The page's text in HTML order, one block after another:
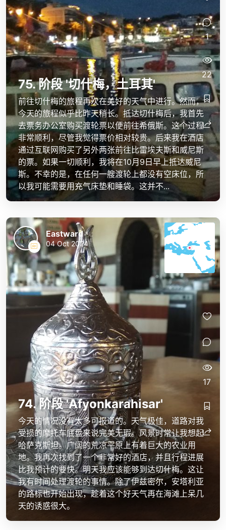
75. 阶段 '切什梅，土耳其'
前往切什梅的旅程再次在美好的天气中进行。然而，
今天的旅程似乎比昨天稍长。抵达切什梅后，我首先
去票务办公室购买渡轮票以便前往希俄斯。这个过程
非常顺利，尽管我觉得票价相对较贵。后来我在酒店
通过互联网购买了另外两张前往比雷埃夫斯和威尼斯
的票。如果一切顺利，我将在10月9日早上抵达威尼
斯。不幸的是，在任何一艘渡轮上都没有空床位，所
以我可能需要用充气床垫和睡袋。这并不...
1
22
74. 阶段 'Afyonkarahisar'
今天的情况没有太多可报道的。天气极佳，道路对我
受损的摩托车底盘来说完美无瑕。风景时常让我想起
哈萨克斯坦。广阔的荒凉平原上有着巨大的农业用
地。我再次找到了一个非常好的酒店，并且行程进展
比我预计的要快。明天我应该能够到达切什梅。这让
我有时间处理渡轮的事情。除了伊兹密尔，安塔利亚
的路标也开始出现，趁着这个好天气再在海滩上呆几
天的诱惑很大。
Eastward
04 Oct 2024
17